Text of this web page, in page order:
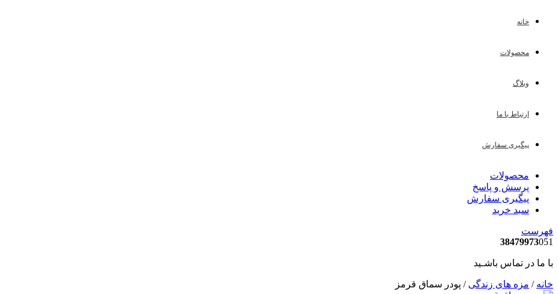
خانه
محصولات
وبلاگ
ارتباط با ما
پیگیری سفارش
محصولات
پرسش و پاسخ
پیگیری سفارش
سبد خرید
فهرست
38479973051
با ما در تماس باشـید
خانه / مزه های زندگی / پودر سماق قرمز